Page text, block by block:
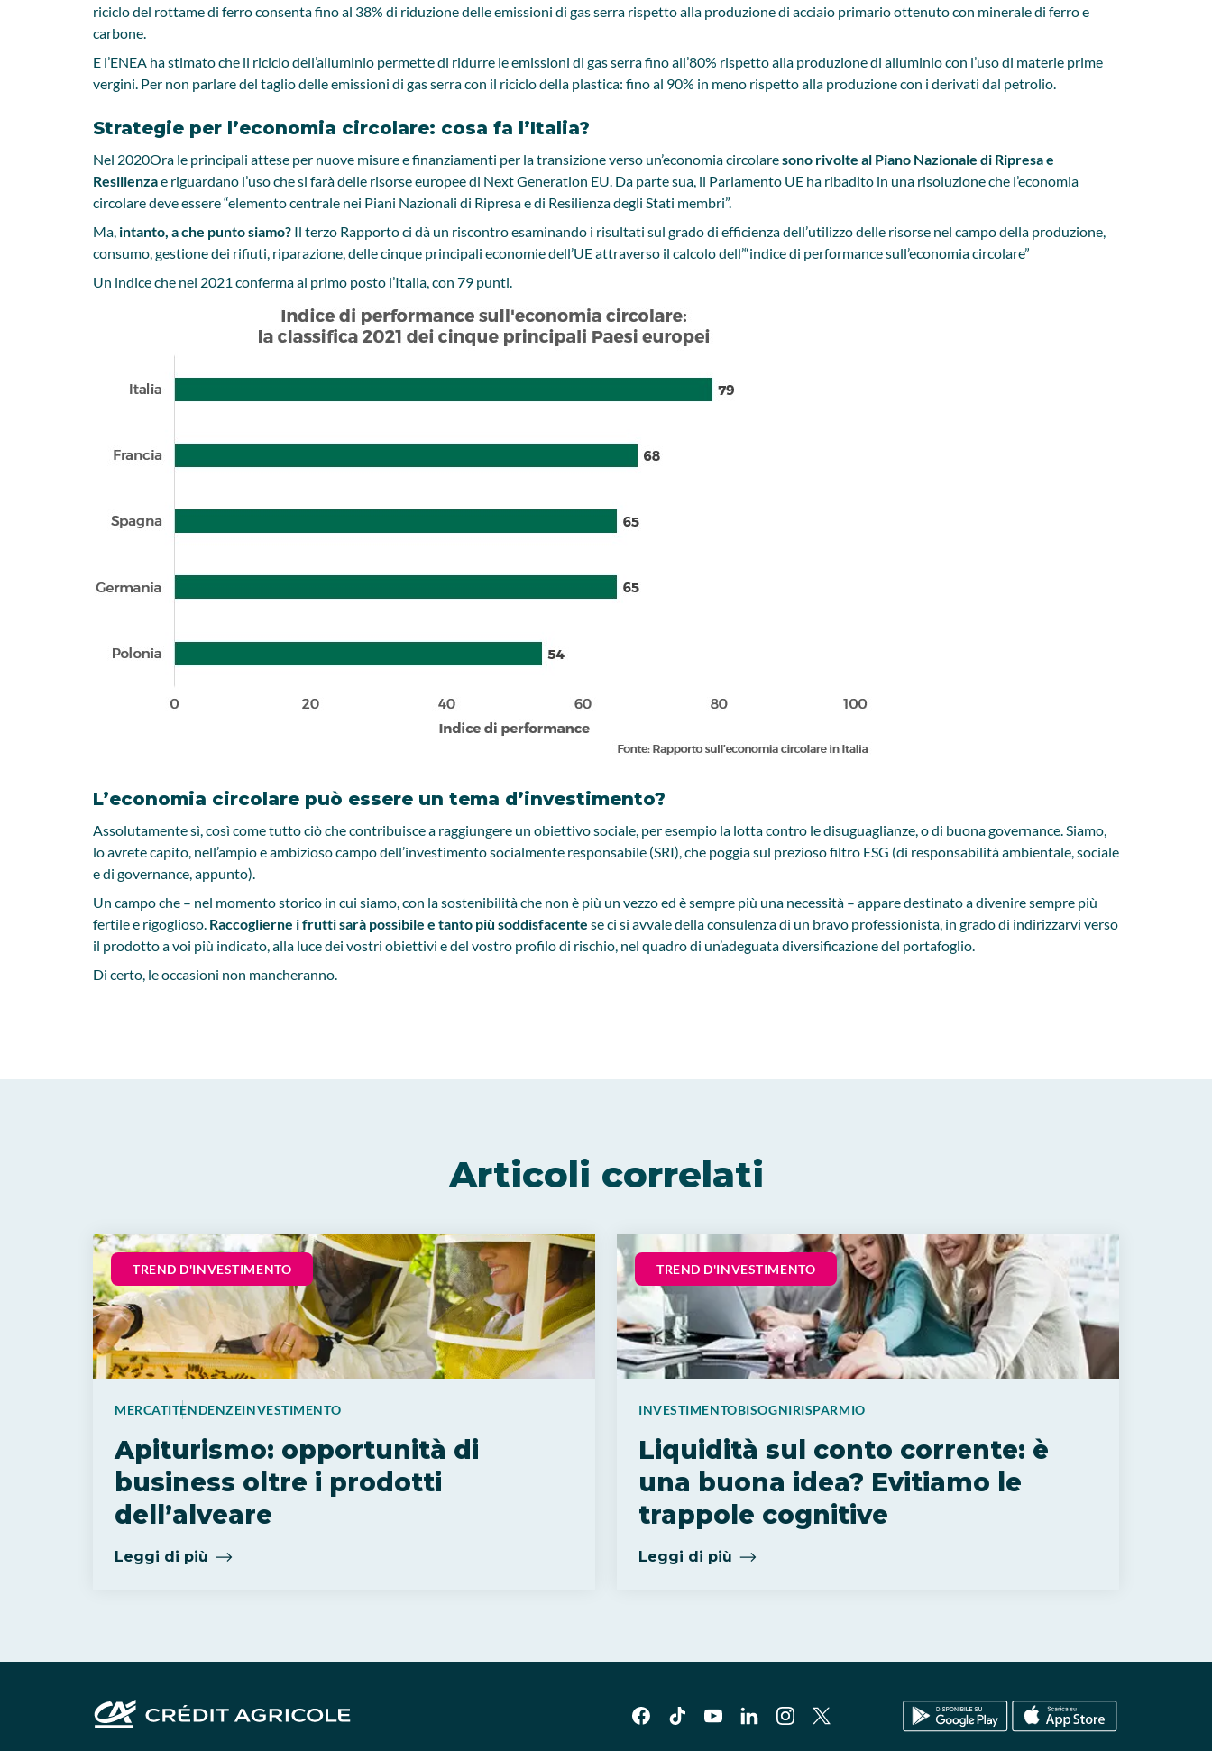
riciclo del rottame di ferro consenta fino al 38% di riduzione delle emissioni di gas serra rispetto alla produzione di acciaio primario ottenuto con minerale di ferro e
carbone.
E l’ENEA ha stimato che il riciclo dell’alluminio permette di ridurre le emissioni di gas serra fino all’80% rispetto alla produzione di alluminio con l’uso di materie prime
vergini. Per non parlare del taglio delle emissioni di gas serra con il riciclo della plastica: fino al 90% in meno rispetto alla produzione con i derivati dal petrolio.
Strategie per l’economia circolare: cosa fa l’Italia?
Nel 2020Ora le principali attese per nuove misure e finanziamenti per la transizione verso un’economia circolaresono rivolte al Piano Nazionale di Ripresa e
Resilienzae riguardano l’uso che si farà delle risorse europee di Next Generation EU. Da parte sua, il Parlamento UE ha ribadito in una risoluzione che l’economia
circolare deve essere “elemento centrale nei Piani Nazionali di Ripresa e di Resilienza degli Stati membri”.
Ma, intanto, a che punto siamo? Il terzo Rapporto ci dà un riscontro esaminando i risultati sul grado di efficienza dell’utilizzo delle risorse nel campo della produzione,
consumo, gestione dei rifiuti, riparazione, delle cinque principali economie dell’UE attraverso il calcolo dell’“indice di performance sull’economia circolare”
Un indice che nel 2021 conferma al primo posto l’Italia, con 79 punti.
L’economia circolare può essere un tema d’investimento?
Assolutamente sì, così come tutto ciò che contribuisce a raggiungere un obiettivo sociale, per esempio la lotta contro le disuguaglianze, o di buona governance. Siamo,
lo avrete capito, nell’ampio e ambizioso campo dell’investimento socialmente responsabile (SRI), che poggia sul prezioso filtro ESG (di responsabilità ambientale, sociale
e di governance, appunto).
Un campo che – nel momento storico in cui siamo, con la sostenibilità che non è più un vezzo ed è sempre più una necessità – appare destinato a divenire sempre più
fertile e rigoglioso. Raccoglierne i frutti sarà possibile e tanto più soddisfacente se ci si avvale della consulenza di un bravo professionista, in grado di indirizzarvi verso
il prodotto a voi più indicato, alla luce dei vostri obiettivi e del vostro profilo di rischio, nel quadro di un’adeguata diversificazione del portafoglio.
Di certo, le occasioni non mancheranno.
Articoli correlati
TREND D'INVESTIMENTO
MERCATITENDENZEINVESTIMENTO
Apiturismo: opportunità di
business oltre i prodotti
dell’alveare
Leggi di più
TREND D'INVESTIMENTO
INVESTIMENTOBISOGNIRISPARMIO
Liquidità sul conto corrente: è
una buona idea? Evitiamo le
trappole cognitive
Leggi di più